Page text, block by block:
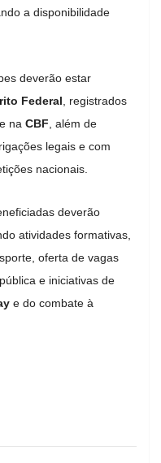
a disponibilidade
deverão estar
Federal , registrados
e na CBF , além de
legais e com
nacionais.
deverão
atividades formativas,
oferta de vagas
e iniciativas de
e do combate à